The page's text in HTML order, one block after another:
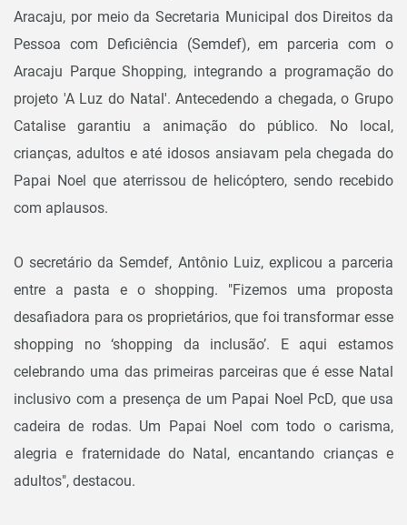
Aracaju, por meio da Secretaria Municipal dos Direitos da
Pessoa com Deficiência (Semdef), em parceria com o
Aracaju Parque Shopping, integrando a programação do
projeto 'A Luz do Natal'. Antecedendo a chegada, o Grupo
Catalise garantiu a animação do público. No local,
crianças, adultos e até idosos ansiavam pela chegada do
Papai Noel que aterrissou de helicóptero, sendo recebido
com aplausos.
O secretário da Semdef, Antônio Luiz, explicou a parceria
entre a pasta e o shopping. "Fizemos uma proposta
desafiadora para os proprietários, que foi transformar esse
shopping no ‘shopping da inclusão’. E aqui estamos
celebrando uma das primeiras parceiras que é esse Natal
inclusivo com a presença de um Papai Noel PcD, que usa
cadeira de rodas. Um Papai Noel com todo o carisma,
alegria e fraternidade do Natal, encantando crianças e
adultos", destacou.